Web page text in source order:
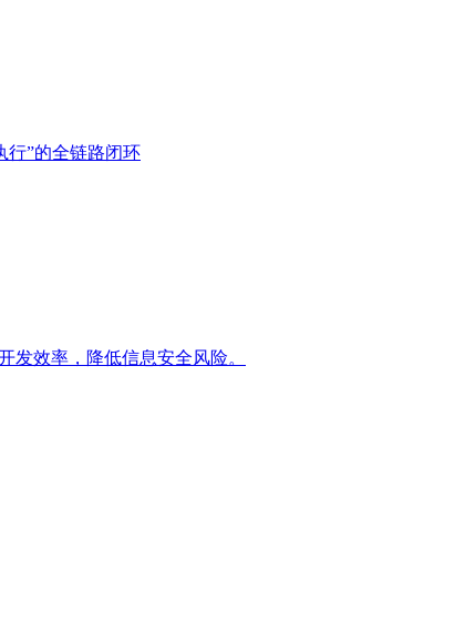
行”的全链路闭环
效率，降低信息安全风险。